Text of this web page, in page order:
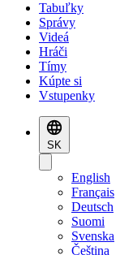
Tabuľky
Správy
Videá
Hráči
Tímy
Kúpte si
Vstupenky
SK
English
Français
Deutsch
Suomi
Svenska
Čeština